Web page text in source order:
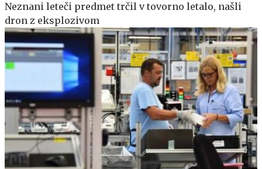
Neznani leteči predmet trčil v tovorno letalo, našli
dron z eksplozivom